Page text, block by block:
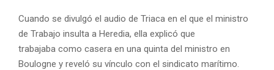
Cuando se divulgó el audio de Triaca en el que el ministro
de Trabajo insulta a Heredia, ella explicó que
trabajaba como casera en una quinta del ministro en
Boulogne y reveló su vínculo con el sindicato marítimo.